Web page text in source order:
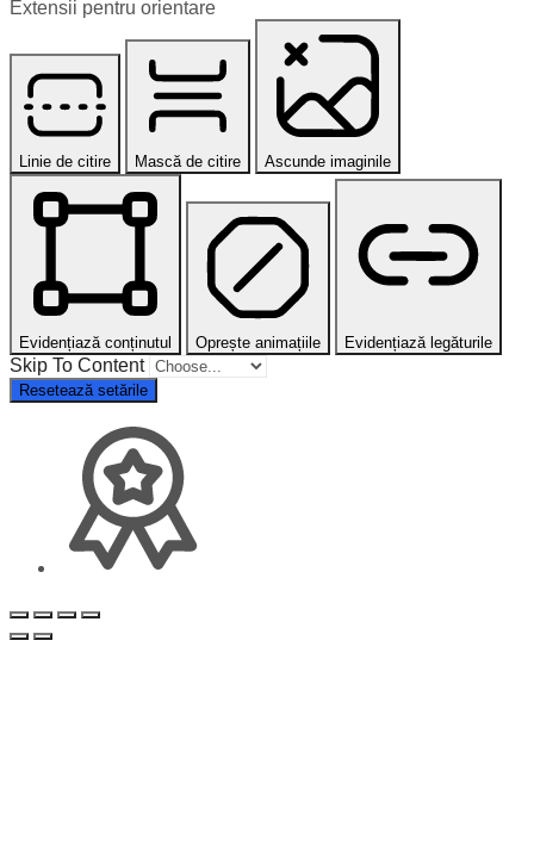
Extensii pentru orientare
Linie de citire Mască de citire Ascunde imaginile
Evidențiază conținutul Oprește animațiile Evidențiază legăturile
Skip To Content
Resetează setările